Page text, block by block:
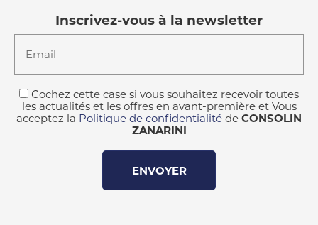
Inscrivez-vous à la newsletter
Email
Cochez cette case si vous souhaitez recevoir toutes
les actualités et les offres en avant-première et Vous
acceptez la Politique de confidentialité de CONSOLIN
ZANARINI